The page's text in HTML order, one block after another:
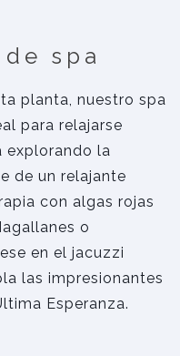
spa
planta, nuestro spa
para relajarse
explorando la
de un relajante
con algas rojas
o
en el jacuzzi
las impresionantes
Esperanza.